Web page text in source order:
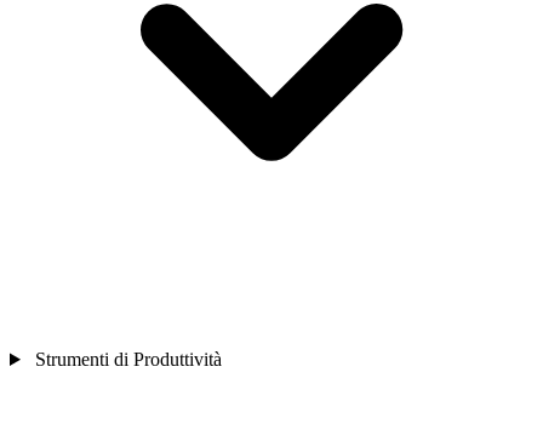
Strumenti di Produttività